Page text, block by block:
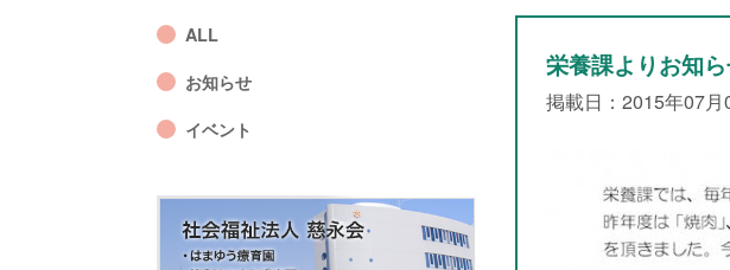
ALL
お知らせ
イベント
栄養課よりお知
掲載日：2015年07月